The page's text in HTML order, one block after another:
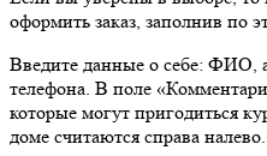
оформить заказ, заполнив по
Введите данные о себе: ФИО,
телефона. В поле
которые могут пригодиться
доме считаются справа налево.